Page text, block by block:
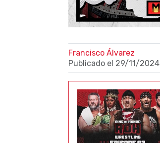
Francisco Álvarez
Publicado el 29/11/2024